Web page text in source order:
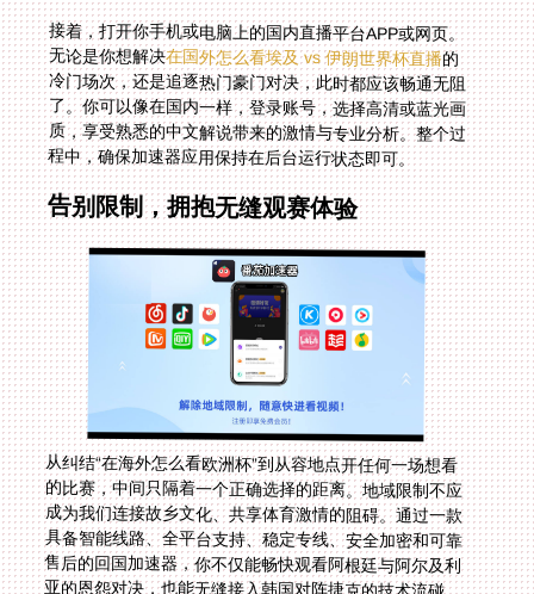
接着，打开你手机或电脑上的国内直播平台APP或网页。
无论是你想解决在国外怎么看埃及 vs 伊朗世界杯直播的
冷门场次，还是追逐热门豪门对决，此时都应该畅通无阻
了。你可以像在国内一样，登录账号，选择高清或蓝光画
质，享受熟悉的中文解说带来的激情与专业分析。整个过
程中，确保加速器应用保持在后台运行状态即可。
告别限制，拥抱无缝观赛体验
从纠结“在海外怎么看欧洲杯”到从容地点开任何一场想看
的比赛，中间只隔着一个正确选择的距离。地域限制不应
成为我们连接故乡文化、共享体育激情的阻碍。通过一款
具备智能线路、全平台支持、稳定专线、安全加密和可靠
售后的回国加速器，你不仅能畅快观看阿根廷与阿尔及利
亚的恩怨对决，也能无缝接入韩国对阵捷克的技术流碰
撞，或是品味埃及与伊朗的风格较量。让技术解决问题，
把时间和精力，留给纯粹的体育魅力。下一次开球哨响，